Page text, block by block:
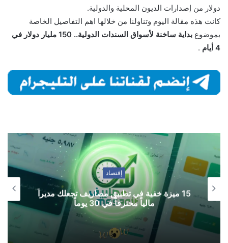
دولار من إصدارات الديون المحلية والدولية.
كانت هذه مقالة اليوم وتناولنا من خلالها اهم التفاصيل الخاصة
بموضوع
بداية ساخنة لأسواق السندات الدولية.. 150 مليار دولار في
4 أيام
.
إقتصاد
15 ميزة خفية في تطبيق مصاريف تجعلك مديراً
مالياً محترفاً في 30 يوماً